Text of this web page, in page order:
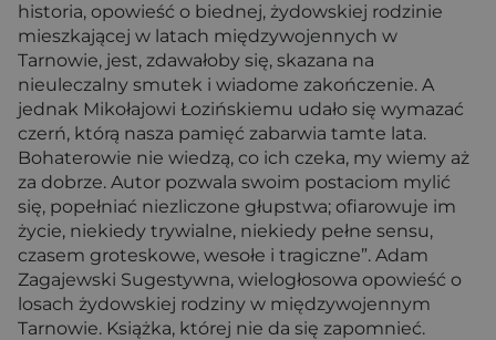
historia, opowieść o biednej, żydowskiej rodzinie
mieszkającej w latach międzywojennych w
Tarnowie, jest, zdawałoby się, skazana na
nieuleczalny smutek i wiadome zakończenie. A
jednak Mikołajowi Łozińskiemu udało się wymazać
czerń, którą nasza pamięć zabarwia tamte lata.
Bohaterowie nie wiedzą, co ich czeka, my wiemy aż
za dobrze. Autor pozwala swoim postaciom mylić
się, popełniać niezliczone głupstwa; ofiarowuje im
życie, niekiedy trywialne, niekiedy pełne sensu,
czasem groteskowe, wesołe i tragiczne”. Adam
Zagajewski Sugestywna, wielogłosowa opowieść o
losach żydowskiej rodziny w międzywojennym
Tarnowie. Książka, której nie da się zapomnieć.